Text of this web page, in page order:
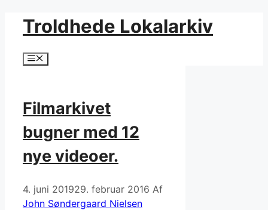
Troldhede Lokalarkiv
Menu
Filmarkivet
bugner med 12
nye videoer.
4. juni 201929. februar 2016 Af
John Søndergaard Nielsen